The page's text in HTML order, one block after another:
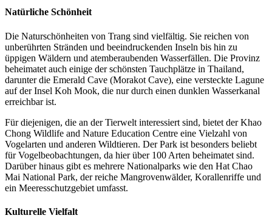
Natürliche Schönheit
Die Naturschönheiten von Trang sind vielfältig. Sie reichen von
unberührten Stränden und beeindruckenden Inseln bis hin zu
üppigen Wäldern und atemberaubenden Wasserfällen. Die Provinz
beheimatet auch einige der schönsten Tauchplätze in Thailand,
darunter die Emerald Cave (Morakot Cave), eine versteckte Lagune
auf der Insel Koh Mook, die nur durch einen dunklen Wasserkanal
erreichbar ist.
Für diejenigen, die an der Tierwelt interessiert sind, bietet der Khao
Chong Wildlife and Nature Education Centre eine Vielzahl von
Vogelarten und anderen Wildtieren. Der Park ist besonders beliebt
für Vogelbeobachtungen, da hier über 100 Arten beheimatet sind.
Darüber hinaus gibt es mehrere Nationalparks wie den Hat Chao
Mai National Park, der reiche Mangrovenwälder, Korallenriffe und
ein Meeresschutzgebiet umfasst.
Kulturelle Vielfalt